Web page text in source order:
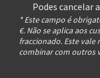
Podes cancelar
* Este campo é
€. Não se aplica aos
fraccionado. Este
combinar com outros